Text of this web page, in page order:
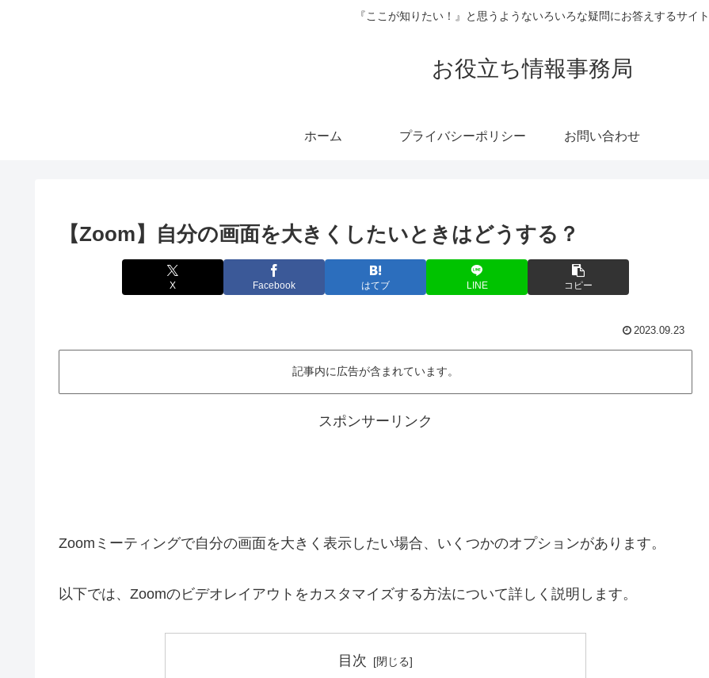
『ここが知りたい！』と思うようないろいろな疑問にお答えするサイト
お役立ち情報事務局
ホーム プライバシーポリシー お問い合わせ
【Zoom】自分の画面を大きくしたいときはどうする？
X Facebook はてブ LINE コピー
2023.09.23
記事内に広告が含まれています。
スポンサーリンク
Zoomミーティングで自分の画面を大きく表示したい場合、いくつかのオプションがあります。
以下では、Zoomのビデオレイアウトをカスタマイズする方法について詳しく説明します。
目次